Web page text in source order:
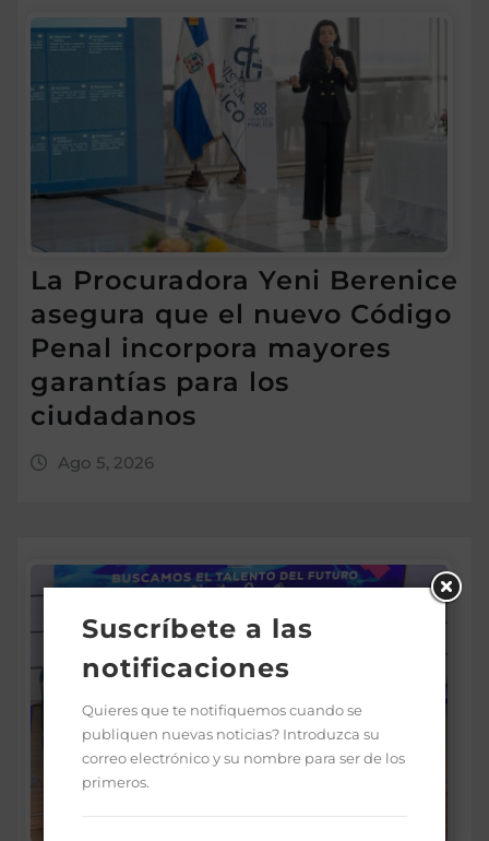
La Procuradora Yeni Berenice
asegura que el nuevo Código
Penal incorpora mayores
garantías para los
ciudadanos
Ago 5, 2026
Suscríbete a las
notificaciones
Quieres que te notifiquemos cuando se
publiquen nuevas noticias? Introduzca su
correo electrónico y su nombre para ser de los
primeros.